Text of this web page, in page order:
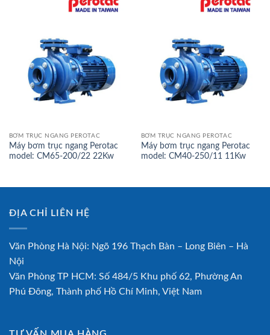
BƠM TRỤC NGANG PEROTAC
Máy bơm trục ngang Perotac
model: CM65-200/22 22Kw
BƠM TRỤC NGANG PEROTAC
Máy bơm trục ngang Perotac
model: CM40-250/11 11Kw
ĐỊA CHỈ LIÊN HỆ
Văn Phòng Hà Nội: Ngõ 196 Thạch Bàn – Long Biên – Hà
Nội
Văn Phòng TP HCM: Số 484/5 Khu phố 62, Phường An
Phú Đông, Thành phố Hồ Chí Minh, Việt Nam